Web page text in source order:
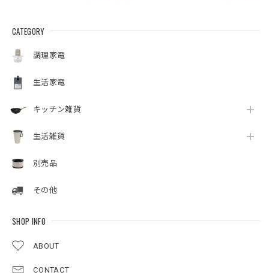
CATEGORY
調理家電
生活家電
キッチン雑貨
生活雑貨
別売品
その他
SHOP INFO
ABOUT
CONTACT